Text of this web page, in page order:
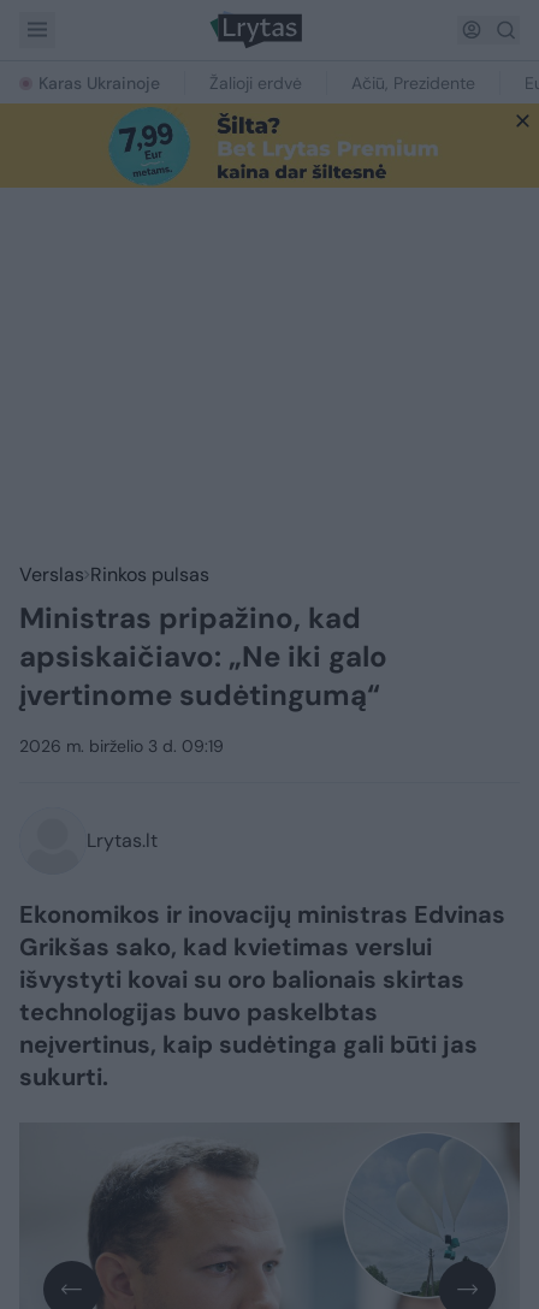
Karas Ukrainoje Žalioji erdvė Ačiū, Prezidente
Verslas Rinkos pulsas
Ministras pripažino, kad
apsiskaičiavo: „Ne iki galo
įvertinome sudėtingumą“
2026 m. birželio 3 d. 09:19
Lrytas.lt
Ekonomikos ir inovacijų ministras Edvinas
Grikšas sako, kad kvietimas verslui
išvystyti kovai su oro balionais skirtas
technologijas buvo paskelbtas
neįvertinus, kaip sudėtinga gali būti jas
sukurti.